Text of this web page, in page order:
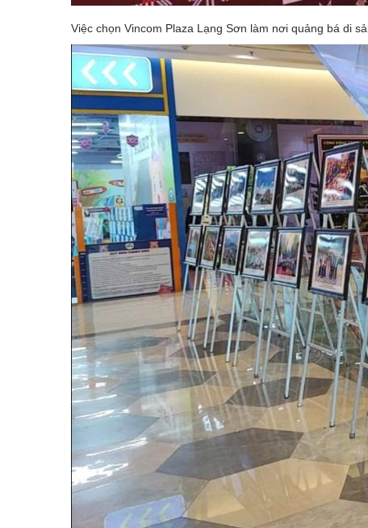
Việc chọn Vincom Plaza Lạng Sơn làm nơi quảng bá di